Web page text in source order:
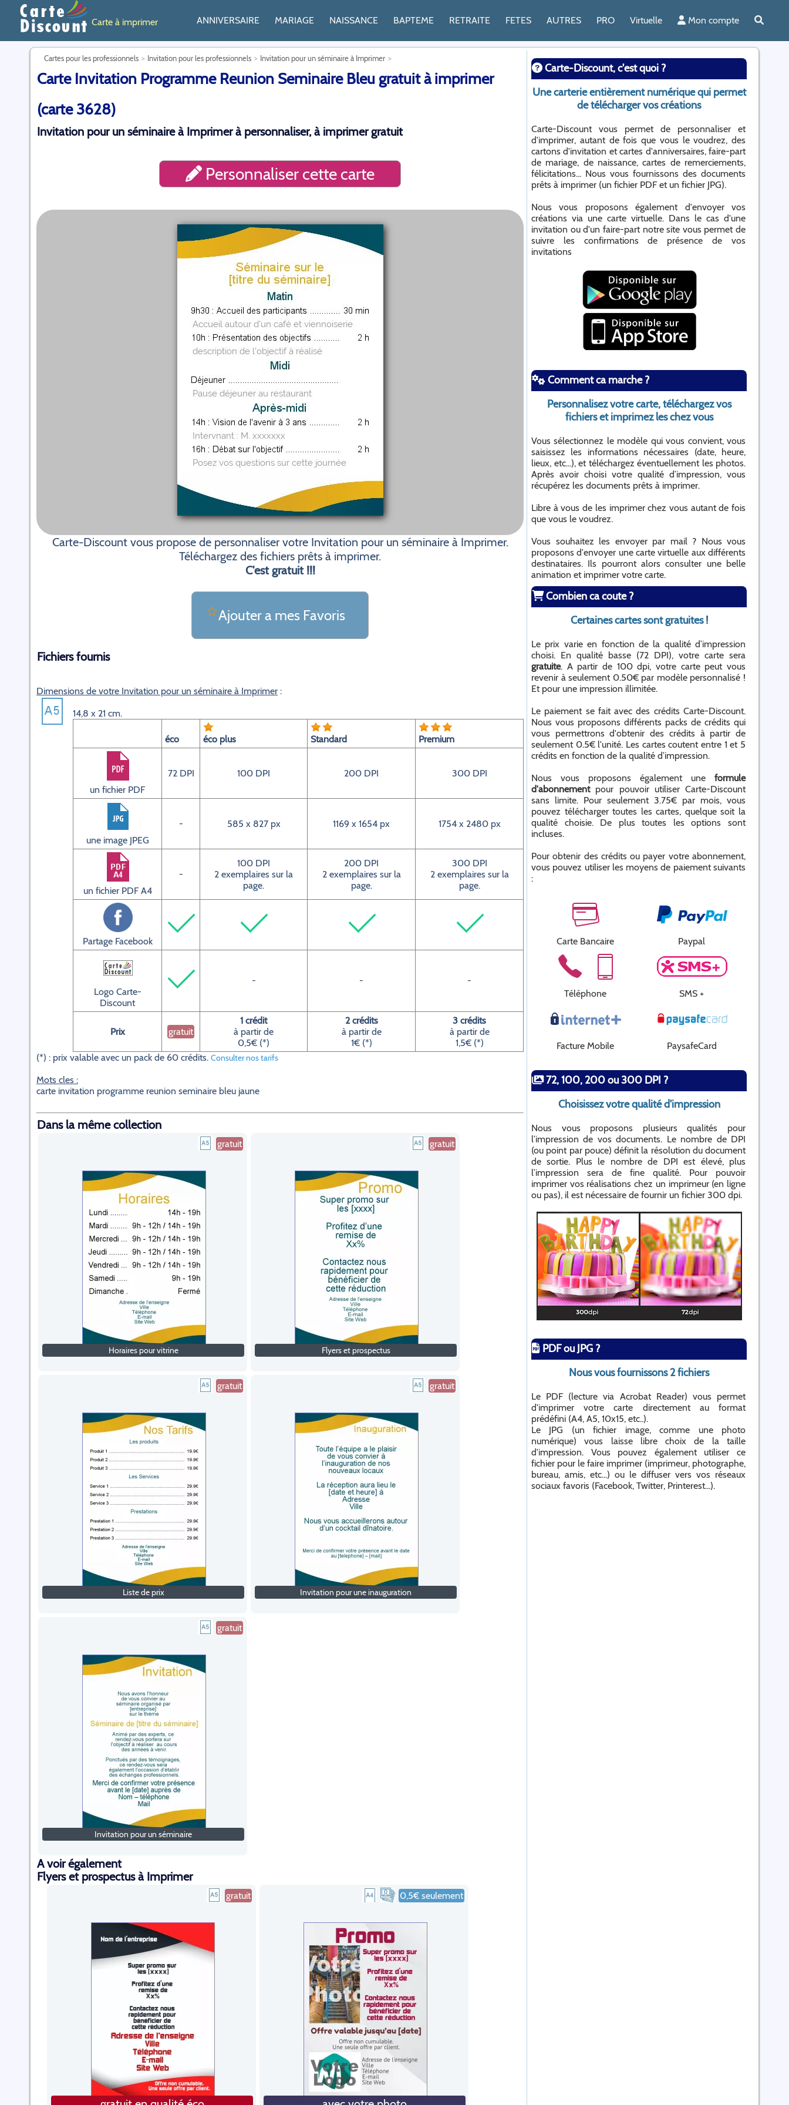
Carte à imprimer ANNIVERSAIRE MARIAGE NAISSANCE BAPTEME RETRAITE FETES AUTRES PRO Virtuelle Mon compte
Cartes pour les professionnels Invitation pour les professionnels Invitation pour un séminaire à Imprimer
Carte Invitation Programme Reunion Seminaire Bleu gratuit à imprimer
(carte 3628)
Invitation pour un séminaire à Imprimer à personnaliser, à imprimer gratuit
Personnaliser cette carte
Carte-Discount vous propose de personnaliser votre Invitation pour un séminaire à Imprimer.
Téléchargez des fichiers prêts à imprimer.
C'est gratuit !!!
Ajouter a mes Favoris
Fichiers fournis
Dimensions de votre Invitation pour un séminaire à Imprimer :
14,8 x 21 cm.
éco éco plus Standard Premium
un fichier PDF
72 DPI 100 DPI 200 DPI 300 DPI
une image JPEG
- 585 x 827 px 1169 x 1654 px 1754 x 2480 px
un fichier PDF A4
-
100 DPI
2 exemplaires sur la
page.
200 DPI
2 exemplaires sur la
page.
300 DPI
2 exemplaires sur la
page.
Partage Facebook
Logo Carte-
Discount
- - -
Prix gratuit
1 crédit
à partir de
0,5€ (*)
2 crédits
à partir de
1€ (*)
3 crédits
à partir de
1,5€ (*)
(*) : prix valable avec un pack de 60 crédits. Consulter nos tarifs
Mots cles :
carte invitation programme reunion seminaire bleu jaune
Dans la même collection
gratuit
Horaires pour vitrine
gratuit
Flyers et prospectus
gratuit
Liste de prix
gratuit
Invitation pour une inauguration
gratuit
Invitation pour un séminaire
A voir également
Flyers et prospectus à Imprimer
gratuit 0,5€ seulement
Carte-Discount, c'est quoi ?
Une carterie entièrement numérique qui permet
de télécharger vos créations
Carte-Discount vous permet de personnaliser et
d'imprimer, autant de fois que vous le voudrez, des
cartons d'invitation et cartes d'anniversaires, faire-part
de mariage, de naissance, cartes de remerciements,
félicitations... Nous vous fournissons des documents
prêts à imprimer (un fichier PDF et un fichier JPG).
Nous vous proposons également d'envoyer vos
créations via une carte virtuelle. Dans le cas d'une
invitation ou d'un faire-part notre site vous permet de
suivre les confirmations de présence de vos
invitations
Comment ca marche ?
Personnalisez votre carte, téléchargez vos
fichiers et imprimez les chez vous
Vous sélectionnez le modèle qui vous convient, vous
saisissez les informations nécessaires (date, heure,
lieux, etc...), et téléchargez éventuellement les photos.
Après avoir choisi votre qualité d’impression, vous
récupérez les documents prêts à imprimer.
Libre à vous de les imprimer chez vous autant de fois
que vous le voudrez.
Vous souhaitez les envoyer par mail ? Nous vous
proposons d'envoyer une carte virtuelle aux différents
destinataires. Ils pourront alors consulter une belle
animation et imprimer votre carte.
Combien ca coute ?
Certaines cartes sont gratuites !
Le prix varie en fonction de la qualité d’impression
choisi. En qualité basse (72 DPI), votre carte sera
gratuite. A partir de 100 dpi, votre carte peut vous
revenir à seulement 0.50€ par modèle personnalisé !
Et pour une impression illimitée.
Le paiement se fait avec des crédits Carte-Discount.
Nous vous proposons différents packs de crédits qui
vous permettrons d'obtenir des crédits à partir de
seulement 0.5€ l'unité. Les cartes coutent entre 1 et 5
crédits en fonction de la qualité d’impression.
Nous vous proposons également une formule
d'abonnementpour pouvoir utiliser Carte-Discount
sans limite. Pour seulement 3.75€ par mois, vous
pouvez télécharger toutes les cartes, quelque soit la
qualité choisie. De plus toutes les options sont
incluses.
Pour obtenir des crédits ou payer votre abonnement,
vous pouvez utiliser les moyens de paiement suivants
:
Carte Bancaire Paypal
Téléphone SMS +
Facture Mobile PaysafeCard
72, 100, 200 ou 300 DPI ?
Choisissez votre qualité d'impression
Nous vous proposons plusieurs qualités pour
l’impression de vos documents. Le nombre de DPI
(ou point par pouce) définit la résolution du document
de sortie. Plus le nombre de DPI est élevé, plus
l’impression sera de fine qualité. Pour pouvoir
imprimer vos réalisations chez un imprimeur (en ligne
ou pas), il est nécessaire de fournir un fichier 300 dpi.
PDF ou JPG ?
Nous vous fournissons 2 fichiers
Le PDF (lecture via Acrobat Reader) vous permet
d'imprimer votre carte directement au format
prédéfini (A4, A5, 10x15, etc..).
Le JPG (un fichier image, comme une photo
numérique) vous laisse libre choix de la taille
d'impression. Vous pouvez également utiliser ce
fichier pour le faire imprimer (imprimeur, photographe,
bureau, amis, etc...) ou le diffuser vers vos réseaux
sociaux favoris (Facebook, Twitter, Printerest...).